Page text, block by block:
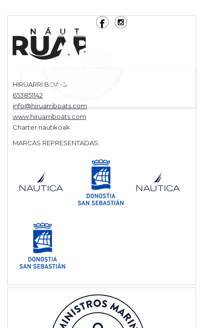
Kontaktua
HIRUARRI BOATS
653851142
info@hiruarriboats.com
www.hiruarriboats.com
Charter nautikoak
MARCAS REPRESENTADAS: